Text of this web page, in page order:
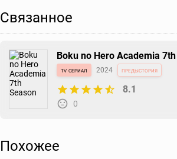
Связанное
Boku no Hero Academia
tv сериал 2024 предыстория
8.1
0
Похожее